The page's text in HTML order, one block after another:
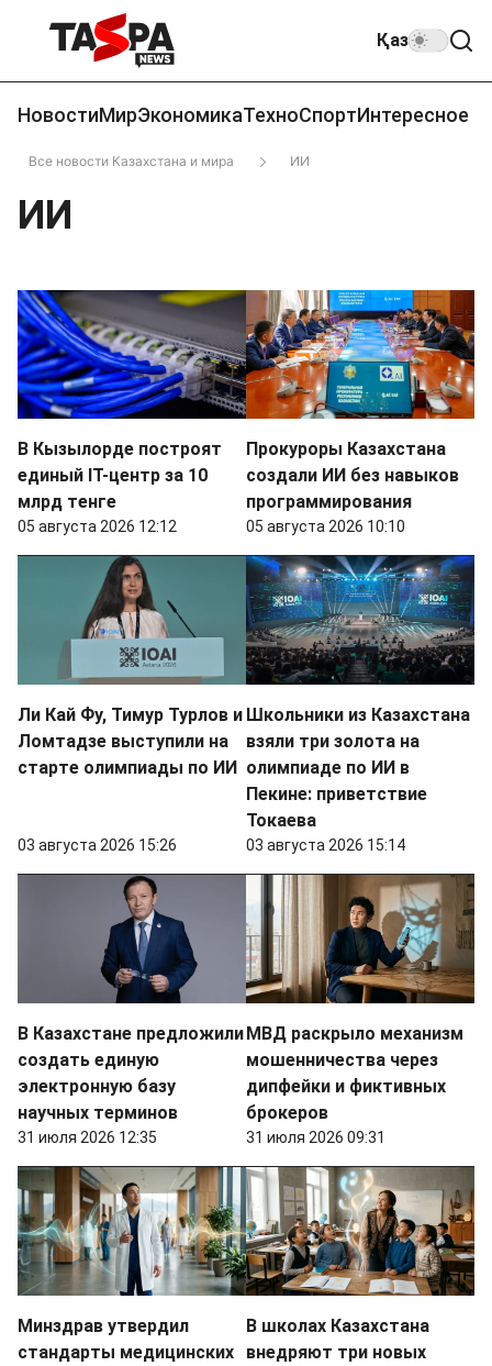
Қаз
НовостиМирЭкономикаТехноСпортИнтересное
Все новости Казахстана и мира ИИ
ИИ
В Кызылорде построят
единый IT-центр за 10
млрд тенге
05 августа 2026 12:12
Прокуроры Казахстана
создали ИИ без навыков
программирования
05 августа 2026 10:10
Ли Кай Фу, Тимур Турлов и
Ломтадзе выступили на
старте олимпиады по ИИ
03 августа 2026 15:26
Школьники из Казахстана
взяли три золота на
олимпиаде по ИИ в
Пекине: приветствие
Токаева
03 августа 2026 15:14
В Казахстане предложили
создать единую
электронную базу
научных терминов
31 июля 2026 12:35
МВД раскрыло механизм
мошенничества через
дипфейки и фиктивных
брокеров
31 июля 2026 09:31
Минздрав утвердил
стандарты медицинских
В школах Казахстана
внедряют три новых